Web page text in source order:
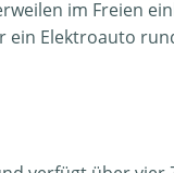
im Freien
ein Elektroauto